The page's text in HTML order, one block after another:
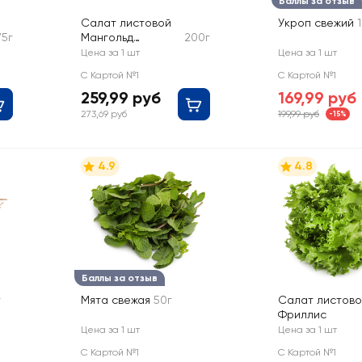
Салат листовой
Мангольд
радужный
200г
Цена за 1 шт
С Картой №1
259,99 руб
273,69 руб
Укроп свежий
Цена за 1 шт
С Картой №1
169,99 руб
199,99 руб -15%
Баллы за отзыв
4.9
Мята свежая 50г
Цена за 1 шт
С Картой №1
4.8
Салат
Фриллис
Цена за 1 шт
С Картой №1